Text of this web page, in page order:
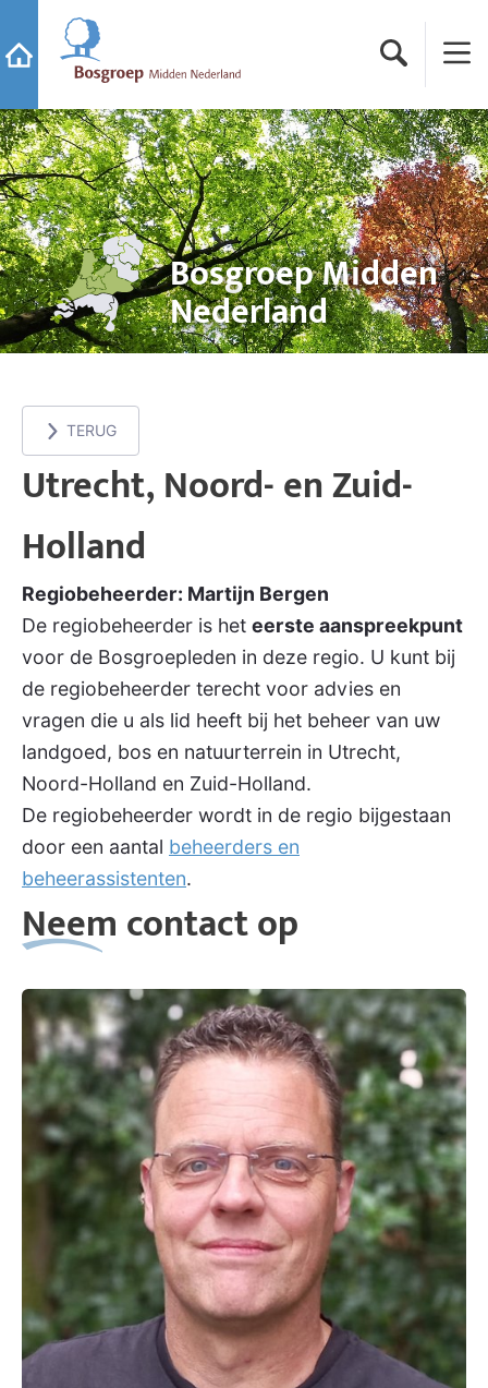
Ga naar de startpagina
Ga naar de startpagina van Bosgroep Midden Nederland
Zoeken Menu
Bosgroep Midden
Nederland
TERUG
Utrecht, Noord- en Zuid-
Holland
Regiobeheerder: Martijn Bergen
De regiobeheerder is het eerste aanspreekpunt
voor de Bosgroepleden in deze regio. U kunt bij
de regiobeheerder terecht voor advies en
vragen die u als lid heeft bij het beheer van uw
landgoed, bos en natuurterrein in Utrecht,
Noord-Holland en Zuid-Holland.
De regiobeheerder wordt in de regio bijgestaan
door een aantal beheerders en
beheerassistenten.
Neem contact op